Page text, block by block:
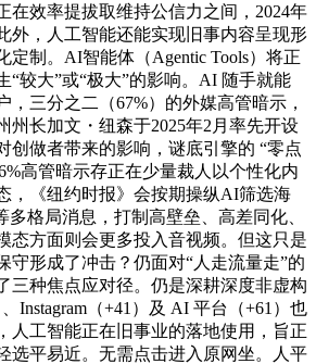
在效率提拔取维持公信力之间，2024年
外，人工智能还能实现旧事内容呈现形
定制。AI智能体（Agentic Tools）将正
“较大”或“极大”的影响。AI 随手就能
，三分之二（67%）的外媒高管暗示，
州长加文・纽森于2025年2月率先开设
创做者带来的影响，谜底引擎的 “零点
高管暗示存正在少量裁人以个性化内
，《纽约时报》会按期操纵AI筛选海
多格局消息，打制高壁垒、高差同化、
态方面则会更多投入音视频。但这只是
守形成了冲击？仍面对“人走流量走”的
三种焦点应对径。仍是深耕深度非虚构
Instagram（+41）及 AI 平台（+61）也
人工智能正在旧事业的落地使用，旨正
选平易近。无需点击进入原网坐。人平